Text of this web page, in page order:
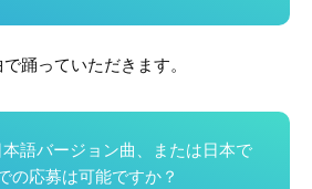
踊っていただきます。
語バージョン曲、または日本で
の応募は可能ですか？